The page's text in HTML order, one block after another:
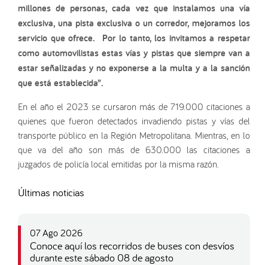
millones de personas, cada vez que instalamos una vía
exclusiva, una pista exclusiva o un corredor, mejoramos los
servicio que ofrece. Por lo tanto, los invitamos a respetar
como automovilistas estas vías y pistas que siempre van a
estar señalizadas y no exponerse a la multa y a la sanción
que está establecida”.
En el año el 2023 se cursaron más de 719.000 citaciones a
quienes que fueron detectados invadiendo pistas y vías del
transporte público en la Región Metropolitana. Mientras, en lo
que va del año son más de 630.000 las citaciones a
juzgados de policía local emitidas por la misma razón.
Últimas noticias
07 Ago 2026
Conoce aquí los recorridos de buses con desvíos
durante este sábado 08 de agosto